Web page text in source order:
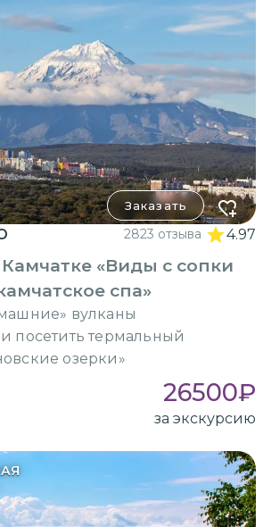
Заказать
2823 отзыва 4.97
«Виды с сопки
спа»
вулканы
посетить термальный
озерки»
26500₽
за экскурсию